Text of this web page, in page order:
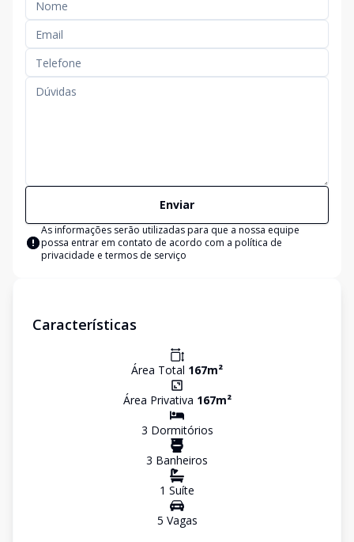
Enviar
As informações serão utilizadas para que a nossa equipe
possa entrar em contato de acordo com a política de
privacidade e termos de serviço
Características
Área Total 167m²
Área Privativa 167m²
3 Dormitórios
3 Banheiros
1 Suíte
5 Vagas